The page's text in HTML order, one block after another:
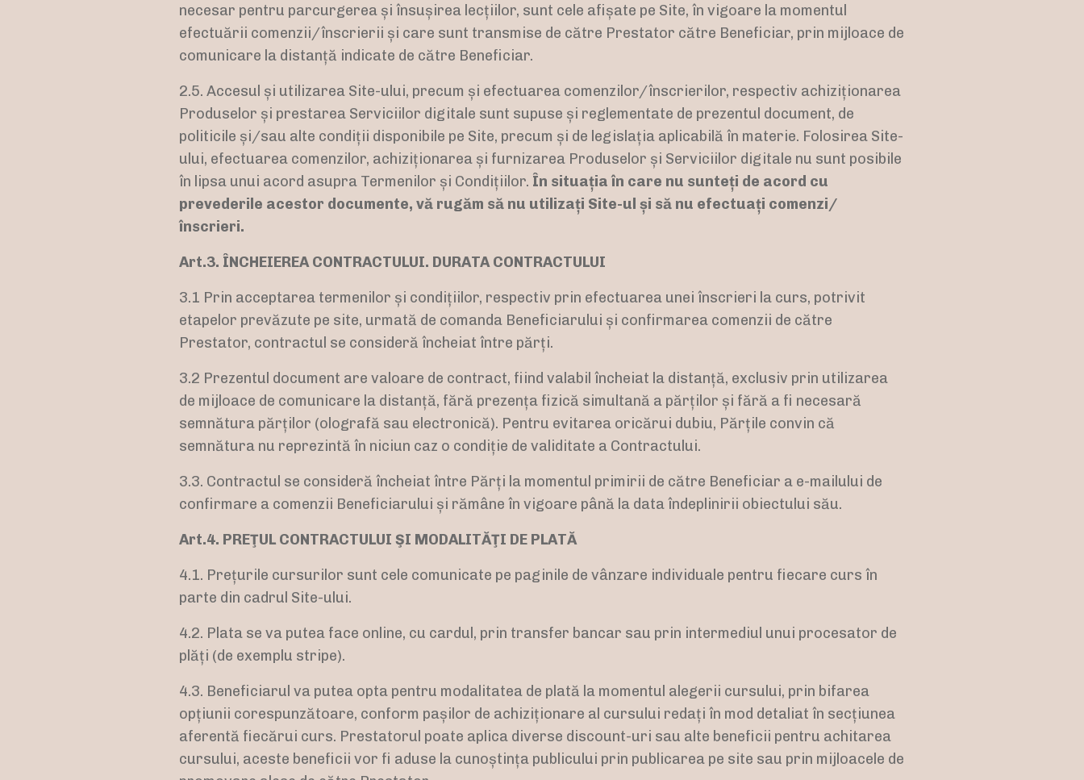
necesar pentru parcurgerea și însușirea lecțiilor, sunt cele afișate pe Site, în vigoare la momentul
efectuării comenzii/înscrierii și care sunt transmise de către Prestator către Beneficiar, prin mijloace de
comunicare la distanță indicate de către Beneficiar.
2.5. Accesul și utilizarea Site-ului, precum și efectuarea comenzilor/înscrierilor, respectiv achiziționarea
Produselor și prestarea Serviciilor digitale sunt supuse și reglementate de prezentul document, de
politicile și/sau alte condiții disponibile pe Site, precum și de legislația aplicabilă în materie. Folosirea Site-
ului, efectuarea comenzilor, achiziționarea și furnizarea Produselor și Serviciilor digitale nu sunt posibile
în lipsa unui acord asupra Termenilor și Condițiilor. În situația în care nu sunteți de acord cu
prevederile acestor documente, vă rugăm să nu utilizați Site-ul și să nu efectuați comenzi/
înscrieri.
Art.3. ÎNCHEIEREA CONTRACTULUI. DURATA CONTRACTULUI
3.1 Prin acceptarea termenilor și condițiilor, respectiv prin efectuarea unei înscrieri la curs, potrivit
etapelor prevăzute pe site, urmată de comanda Beneficiarului și confirmarea comenzii de către
Prestator, contractul se consideră încheiat între părți.
3.2 Prezentul document are valoare de contract, fiind valabil încheiat la distanță, exclusiv prin utilizarea
de mijloace de comunicare la distanță, fără prezența fizică simultană a părților și fără a fi necesară
semnătura părților (olografă sau electronică). Pentru evitarea oricărui dubiu, Părțile convin că
semnătura nu reprezintă în niciun caz o condiție de validitate a Contractului.
3.3. Contractul se consideră încheiat între Părți la momentul primirii de către Beneficiar a e-mailului de
confirmare a comenzii Beneficiarului și rămâne în vigoare până la data îndeplinirii obiectului său.
Art.4. PREŢUL CONTRACTULUI ŞI MODALITĂŢI DE PLATĂ
4.1. Prețurile cursurilor sunt cele comunicate pe paginile de vânzare individuale pentru fiecare curs în
parte din cadrul Site-ului.
4.2. Plata se va putea face online, cu cardul, prin transfer bancar sau prin intermediul unui procesator de
plăți (de exemplu stripe).
4.3. Beneficiarul va putea opta pentru modalitatea de plată la momentul alegerii cursului, prin bifarea
opțiunii corespunzătoare, conform pașilor de achiziționare al cursului redați în mod detaliat în secțiunea
aferentă fiecărui curs. Prestatorul poate aplica diverse discount-uri sau alte beneficii pentru achitarea
cursului, aceste beneficii vor fi aduse la cunoștința publicului prin publicarea pe site sau prin mijloacele de